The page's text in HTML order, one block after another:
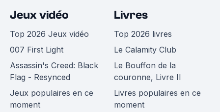
Jeux vidéo
Top 2026 Jeux vidéo
007 First Light
Assassin's Creed: Black
Flag - Resynced
Jeux populaires en ce
moment
Livres
Top 2026 livres
Le Calamity Club
Le Bouffon de la
couronne, Livre II
Livres populaires en ce
moment